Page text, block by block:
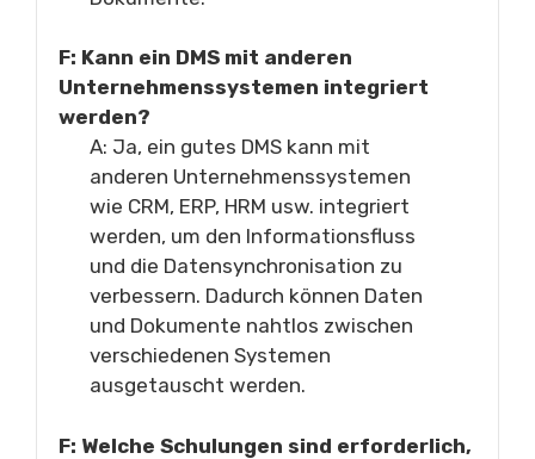
F: Kann ein DMS mit anderen
Unternehmenssystemen integriert
werden?
A: Ja, ein gutes DMS kann mit
anderen Unternehmenssystemen
wie CRM, ERP, HRM usw. integriert
werden, um den Informationsfluss
und die Datensynchronisation zu
verbessern. Dadurch können Daten
und Dokumente nahtlos zwischen
verschiedenen Systemen
ausgetauscht werden.
F: Welche Schulungen sind erforderlich,